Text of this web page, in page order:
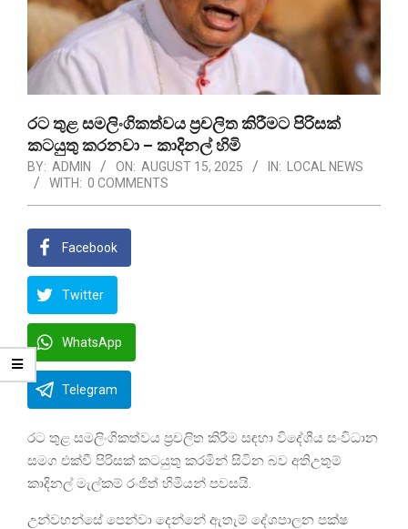
රට තුළ සමලිංගිකත්වය ප්‍රචලිත කිරීමට පිරිසක්
කටයුතු කරනවා – කාදිනල් හිමි
BY: ADMIN ON: AUGUST 15, 2025 IN:
LOCAL NEWS
WITH: 0 COMMENTS
Facebook
Twitter
WhatsApp
Telegram
රට තුළ සමලිංගිකත්වය ප්‍රචලිත කිරීම සඳහා විදේශීය සංවිධාන
සමග එක්වී පිරිසක් කටයුතු කරමින් සිටින බව අතිඋතුම්
කාදිනල් මැල්කම් රංජිත් හිමියන් පවසයි.
උන්වහන්සේ පෙන්වා දෙන්නේ ඇතැම් දේශපාලන පක්ෂ